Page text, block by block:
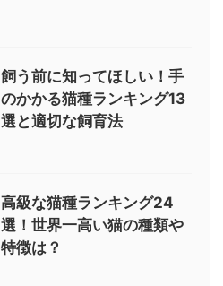
飼う前に知ってほしい！手
のかかる猫種ランキング13
選と適切な飼育法
高級な猫種ランキング24
選！世界一高い猫の種類や
特徴は？